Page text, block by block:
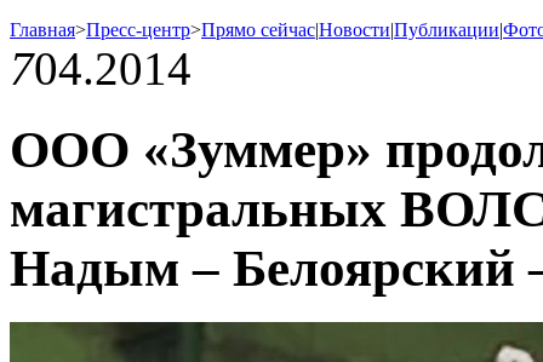
Главная>Пресс-центр>Прямо сейчас|Новости|Публикации|
704.2014
ООО «Зуммер»
магистральных
Надым – Белоярский